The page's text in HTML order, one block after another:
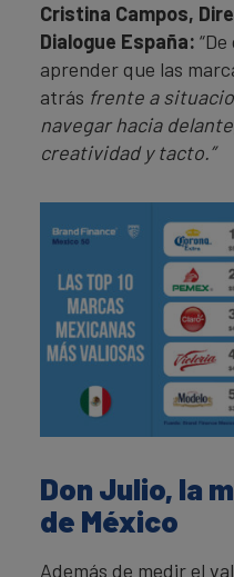
Cristina Campos,
Dialogue España:
aprender que las
atrás frente a
navegar hacia
creatividad y tacto.”
Don Julio, la
de México
Además de medir el